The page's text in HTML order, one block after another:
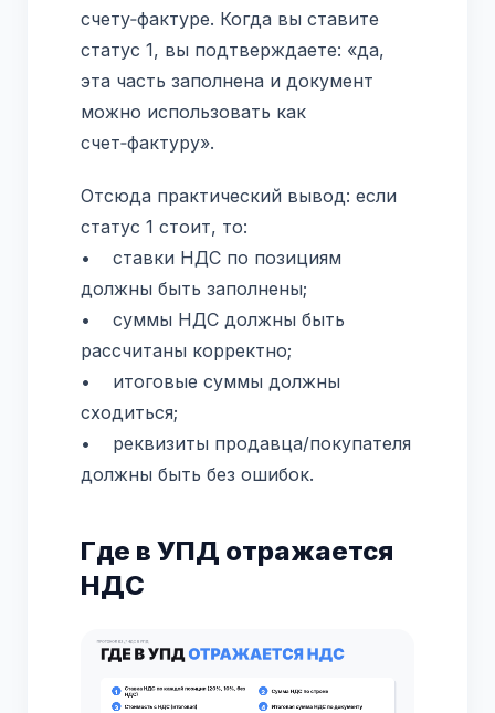
счету‑фактуре. Когда вы ставите
статус 1, вы подтверждаете: «да,
эта часть заполнена и документ
можно использовать как
счет‑фактуру».
Отсюда практический вывод: если
статус 1 стоит, то:
• ставки НДС по позициям
должны быть заполнены;
• суммы НДС должны быть
рассчитаны корректно;
• итоговые суммы должны
сходиться;
• реквизиты продавца/покупателя
должны быть без ошибок.
Где в УПД отражается
НДС